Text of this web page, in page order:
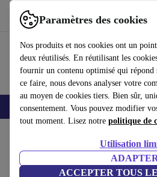
Paramètres des cookies
Nos produits et nos cookies ont un
deux réutilisés. En réutilisant les
fournir un contenu optimisé qui répond
ce faire, nous devons analyser votre
au moyen de cookies tiers. Bien sûr,
consentement. Vous pouvez modifier
tout moment. Lisez notre politique de
Utilisation
ACCEPTER TOUS
Utilisez refurbed rapidement et facilement
Smartphones Laptops Tablettes
Microsoft Sans Fil 3500